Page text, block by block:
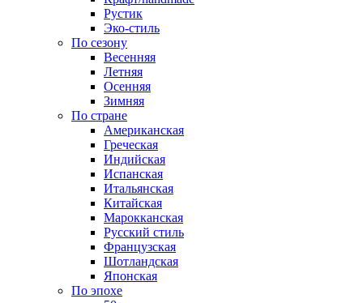
Рустик
Эко-стиль
По сезону
Весенняя
Летняя
Осенняя
Зимняя
По стране
Американская
Греческая
Индийская
Испанская
Итальянская
Китайская
Марокканская
Русский стиль
Французская
Шотландская
Японская
По эпохе